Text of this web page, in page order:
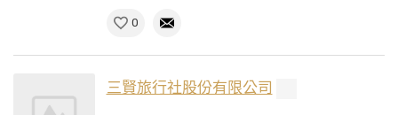
0
三賢旅行社股份有限公司